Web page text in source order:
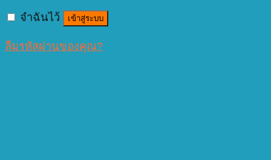
จำฉันไว้ เข้าสู่ระบบ
ลืมรหัสผ่านของคุณ?